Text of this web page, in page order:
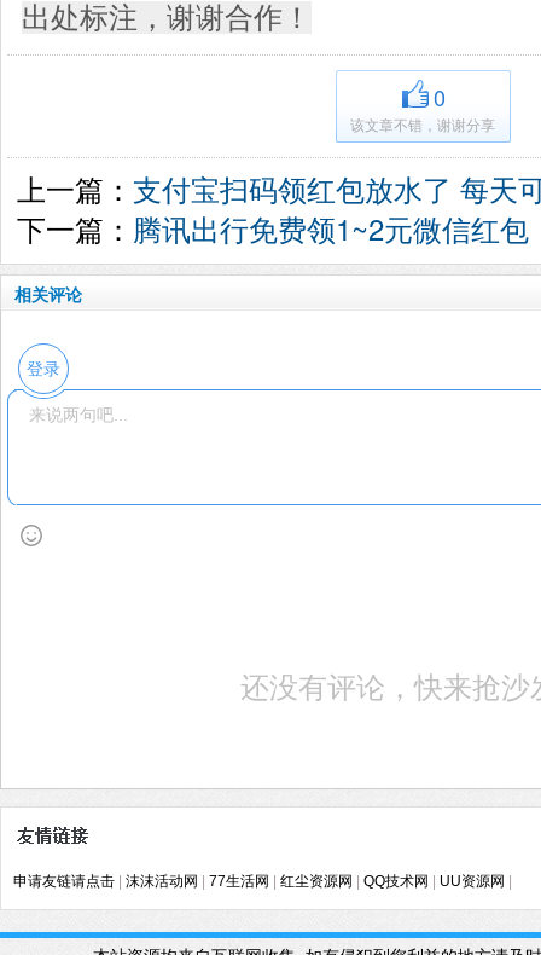
出处标注，谢谢合作！
0
该文章不错，谢谢分享
上一篇： 支付宝扫码领红包放水了 每天
下一篇： 腾讯出行免费领1~2元微信红包
相关评论
登录
还没有评论，快来抢沙
申请友链请点击 沫沫活动网 77生活网 红尘资源网 QQ技术网 UU资源网